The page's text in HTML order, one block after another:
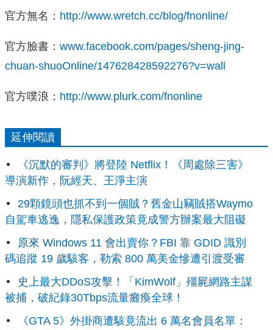
官方無名： http://www.wretch.cc/blog/fnonline/
官方臉書： www.facebook.com/pages/sheng-jing-
chuan-shuoOnline/147628428592276?v=wall
官方噗浪： http://www.plurk.com/fnonline
延伸閱讀
《沉默的審判》將登陸 Netflix！《周處除三害》
導演新作，阮經天、王淨主演
29顆鏡頭也抓不到一個賊？舊金山竊賊搭Waymo
自駕車逃逸，隱私保護政策竟成警方辦案最大阻礙
原來 Windows 11 會出賣你？FBI 靠 GDID 識別
碼追蹤 19 歲駭客，勒索 800 萬美金慘遭引渡受審
史上最大DDoS攻擊！「KimWolf」殭屍網路主謀
被捕，破紀錄30Tbps流量癱瘓全球！
《GTA 5》外掛商遭駭竟流出 6 萬名會員名單：